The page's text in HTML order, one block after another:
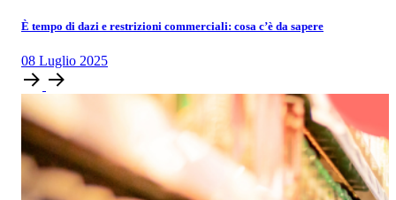
È tempo di dazi e restrizioni commerciali: cosa c’è da sapere
08 Luglio 2025